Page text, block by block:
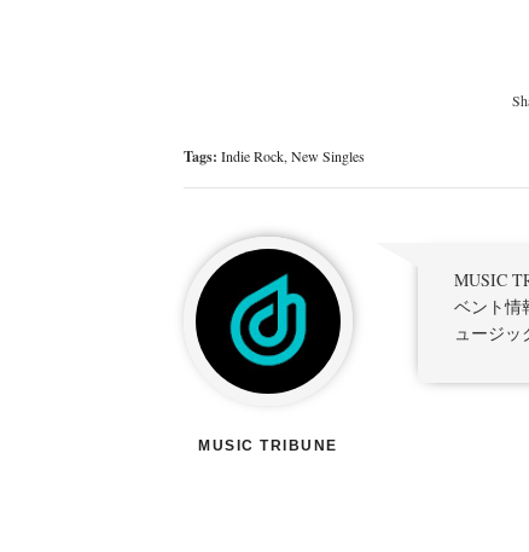
Tags: Indie Rock, New Singles
MUSIC TRIBUNE
MUSIC
ベント情
ュージッ